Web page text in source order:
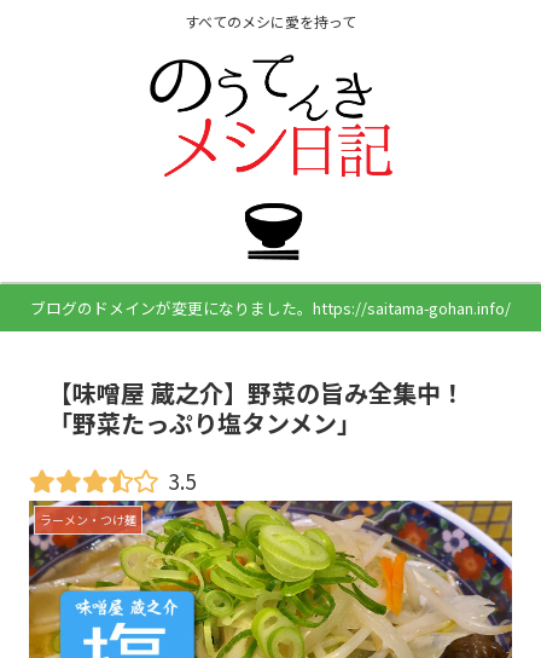
すべてのメシに愛を持って
ブログのドメインが変更になりました。https://saitama-gohan.info/
【味噌屋 蔵之介】野菜の旨み全集中！
「野菜たっぷり塩タンメン」
3.5
ラーメン・つけ麺